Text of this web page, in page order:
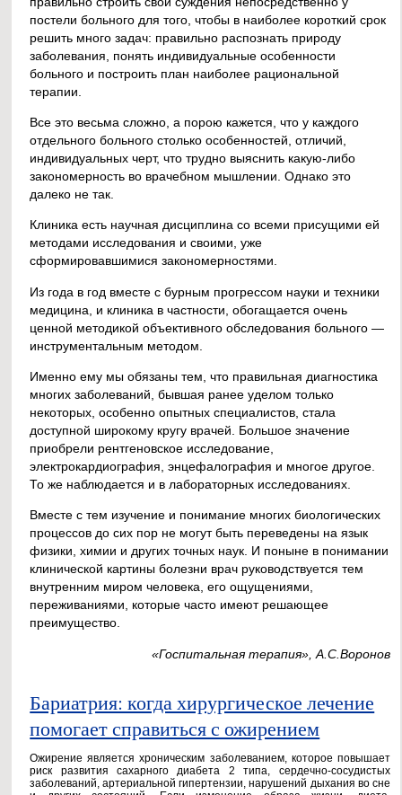
постели больного для того, чтобы в наиболее короткий срок
решить много задач: правильно распознать природу
заболевания, понять индивидуальные особенности
больного и построить план наиболее рациональной
терапии.
Все это весьма сложно, а порою кажется, что у каждого
отдельного больного столько особенностей, отличий,
индивидуальных черт, что трудно выяснить какую-либо
закономерность во врачебном мышлении. Однако это
далеко не так.
Клиника есть научная дисциплина со всеми присущими ей
методами исследования и своими, уже
сформировавшимися закономерностями.
Из года в год вместе с бурным прогрессом науки и техники
медицина, и клиника в частности, обогащается очень
ценной методикой объективного обследования больного —
инструментальным методом.
Именно ему мы обязаны тем, что правильная диагностика
многих заболеваний, бывшая ранее уделом только
некоторых, особенно опытных специалистов, стала
доступной широкому кругу врачей. Большое значение
приобрели рентгеновское исследование,
электрокардиография, энцефалография и многое другое.
То же наблюдается и в лабораторных исследованиях.
Вместе с тем изучение и понимание многих биологических
процессов до сих пор не могут быть переведены на язык
физики, химии и других точных наук. И поныне в понимании
клинической картины болезни врач руководствуется тем
внутренним миром человека, его ощущениями,
переживаниями, которые часто имеют решающее
преимущество.
«Госпитальная терапия», А.С.Воронов
Бариатрия: когда хирургическое лечение
помогает справиться с ожирением
Ожирение является хроническим заболеванием, которое повышает
риск развития сахарного диабета 2 типа, сердечно-сосудистых
заболеваний, артериальной гипертензии, нарушений дыхания во сне